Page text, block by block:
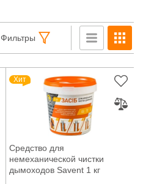
Фильтры
Хит
Средство для
немеханической чистки
дымоходов Savent 1 кг